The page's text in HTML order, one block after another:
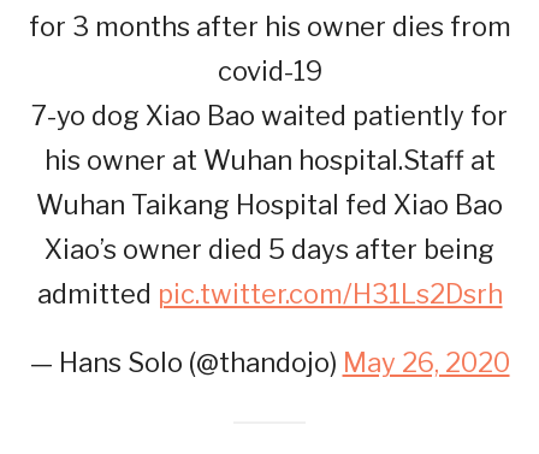
for 3 months after his owner dies from
covid-19
7-yo dog Xiao Bao waited patiently for
his owner at Wuhan hospital.Staff at
Wuhan Taikang Hospital fed Xiao Bao
Xiao’s owner died 5 days after being
admitted pic.twitter.com/H31Ls2Dsrh
— Hans Solo (@thandojo) May 26, 2020